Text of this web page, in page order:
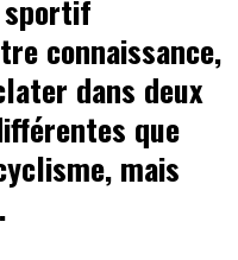
sportif
connaissance,
dans deux
que
mais